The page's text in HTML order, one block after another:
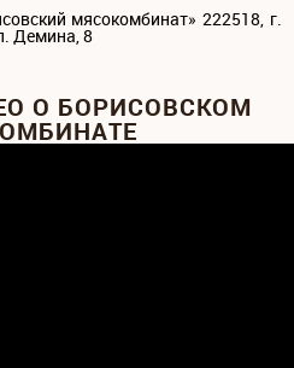
мясокомбинат» 222518, г.
Демина, 8
О БОРИСОВСКОМ